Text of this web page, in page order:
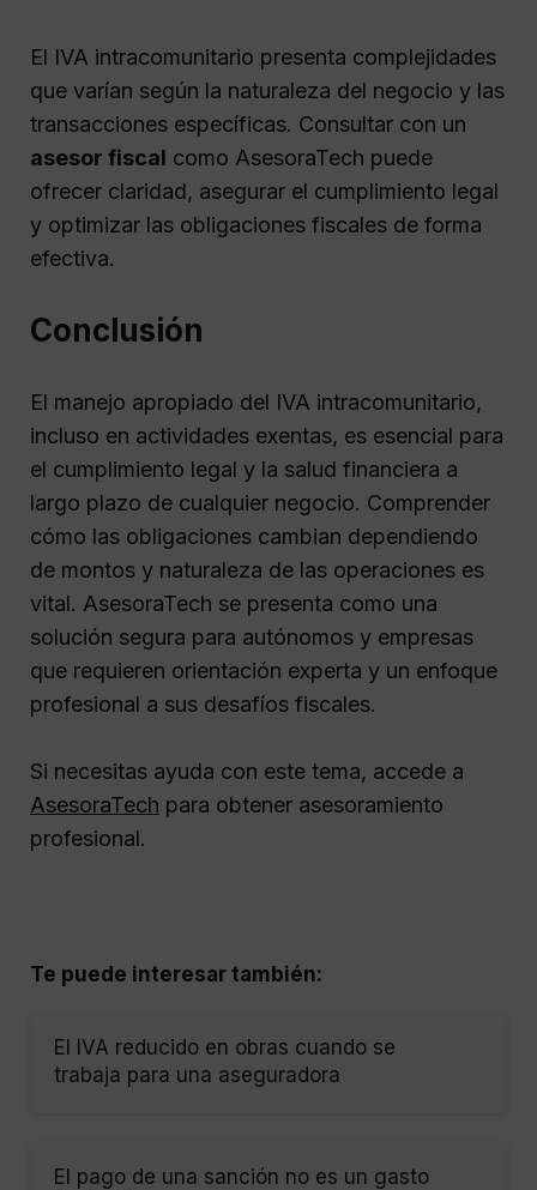
El IVA intracomunitario presenta complejidades
que varían según la naturaleza del negocio y las
transacciones específicas. Consultar con un
asesor fiscal como AsesoraTech puede
ofrecer claridad, asegurar el cumplimiento legal
y optimizar las obligaciones fiscales de forma
efectiva.
Conclusión
El manejo apropiado del IVA intracomunitario,
incluso en actividades exentas, es esencial para
el cumplimiento legal y la salud financiera a
largo plazo de cualquier negocio. Comprender
cómo las obligaciones cambian dependiendo
de montos y naturaleza de las operaciones es
vital. AsesoraTech se presenta como una
solución segura para autónomos y empresas
que requieren orientación experta y un enfoque
profesional a sus desafíos fiscales.
Si necesitas ayuda con este tema, accede a
AsesoraTech para obtener asesoramiento
profesional.
Te puede interesar también:
El IVA reducido en obras cuando se
trabaja para una aseguradora
El pago de una sanción no es un gasto